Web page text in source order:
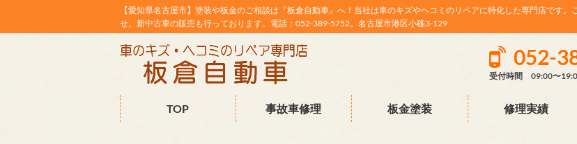
【愛知県名古屋市】塗装や板金のご相談は『板倉自動車』へ！当社は車のキズやヘコミのリペアに特化した専門店です
せ。新中古車の販売も行っております。電話：052-389-5752。名古屋市港区小碓3-129
052-
受付時間 09:00〜
TOP 事故車修理 板金塗装 修理実績